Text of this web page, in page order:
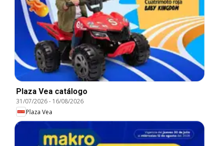
Plaza Vea catálogo
31/07/2026- 16/08/2026
Plaza Vea